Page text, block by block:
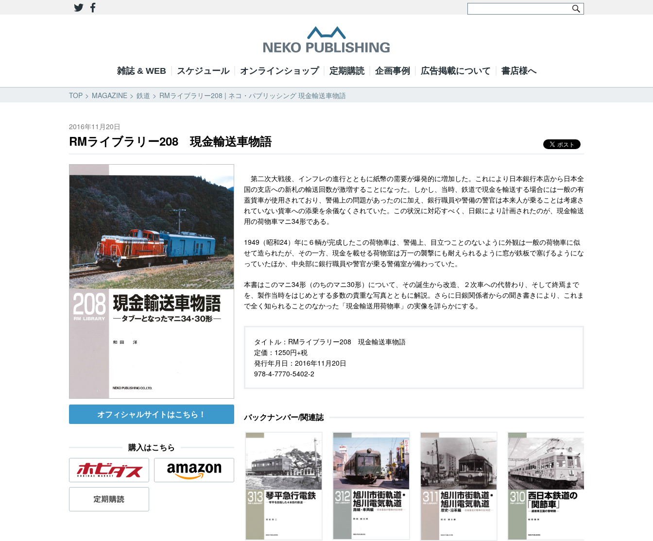
雑誌 & WEB スケジュール オンラインショップ 定期購読 企画事例 広告掲載について 書店様へ
TOP MAGAZINE 鉄道 RMライブラリー208 | ネコ・パブリッシング 現金輸送車物語
2016年11月20日
RMライブラリー208 現金輸送車物語
オフィシャルサイトはこちら！
購入はこちら
第二次大戦後、インフレの進行とともに紙幣の需要が爆発的に増加した。これにより日本銀行本店から日本全
国の支店への新札の輸送回数が激増することになった。しかし、当時、鉄道で現金を輸送する場合には一般の有
蓋貨車が使用されており、警備上の問題があったのに加え、銀行職員や警備の警官は本来人が乗ることは考慮さ
れていない貨車への添乗を余儀なくされていた。この状況に対応すべく、日銀により計画されたのが、現金輸送
用の荷物車マニ34形である。
1949（昭和24）年に６輌が完成したこの荷物車は、警備上、目立つことのないように外観は一般の荷物車に似
せて造られたが、その一方、現金を載せる荷物室は万一の襲撃にも耐えられるように窓が鉄板で塞げるようにな
っていたほか、中央部に銀行職員や警官が乗る警備室が備わっていた。
本書はこのマニ34形（のちのマニ30形）について、その誕生から改造、２次車への代替わり、そして終焉まで
を、製作当時をはじめとする多数の貴重な写真とともに解説。さらに日銀関係者からの聞き書きにより、これま
で全く知られることのなかった「現金輸送用荷物車」の実像を詳らかにする。
タイトル： RMライブラリー208 現金輸送車物語
定価： 1250円+税
発行年月日： 2016年11月20日
978-4-7770-5402-2
バックナンバー/関連誌